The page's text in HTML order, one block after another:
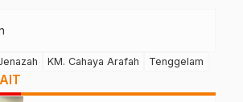
KM. Cahaya Arafah Tenggelam